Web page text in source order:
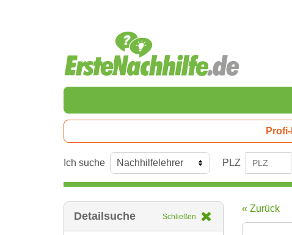
Ich suche PLZ
Detailsuche Schließen
« Zurück